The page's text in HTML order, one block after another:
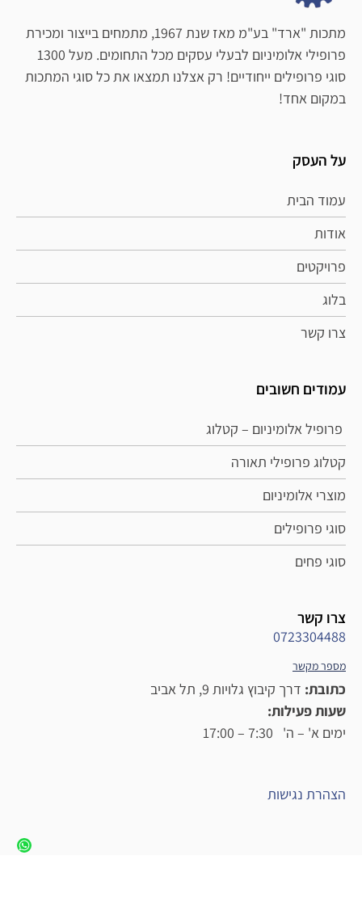
מתכות "ארד" בע"מ מאז שנת 1967, מתמחים בייצור ומכירת
פרופילי אלומיניום לבעלי עסקים מכל התחומים. מעל 1300
סוגי פרופילים ייחודיים! רק אצלנו תמצאו את כל סוגי המתכות
במקום אחד!
על העסק
עמוד הבית
אודות
פרויקטים
בלוג
צרו קשר
עמודים חשובים
פרופיל אלומיניום – קטלוג
קטלוג פרופילי תאורה
מוצרי אלומיניום
סוגי פרופילים
סוגי פחים
צרו קשר
0723304488
מספר מקשר
כתובת: דרך קיבוץ גלויות 9, תל אביב
שעות פעילות:
ימים א' – ה' 7:30 – 17:00
הצהרת נגישות